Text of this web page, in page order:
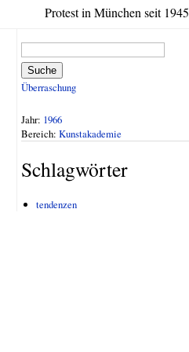
Protest in München seit 1945
Suche
Überraschung
Jahr: 1966
Bereich: Kunstakademie
Schlagwörter
tendenzen